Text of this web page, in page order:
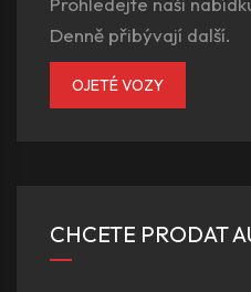
Denně přibývají další.
OJETÉ VOZY
CHCETE PRODAT